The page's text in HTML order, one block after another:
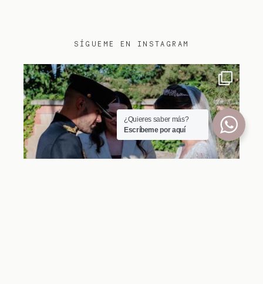
SÍGUEME EN INSTAGRAM
lorian.oficiantes
¿Quieres saber más?
Escríbeme por aquí